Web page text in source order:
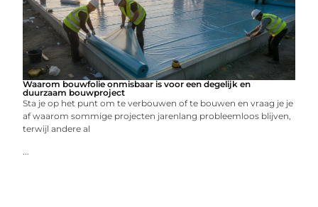
Waarom bouwfolie onmisbaar is voor een degelijk en
duurzaam bouwproject
Sta je op het punt om te verbouwen of te bouwen en vraag je je
af waarom sommige projecten jarenlang probleemloos blijven,
terwijl andere al
...